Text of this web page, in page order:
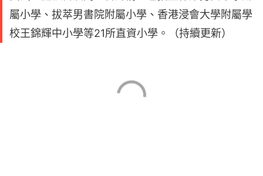
屬小學、拔萃男書院附屬小學、香港浸會大學附屬學
校王錦輝中小學等21所直資小學。（持續更新）